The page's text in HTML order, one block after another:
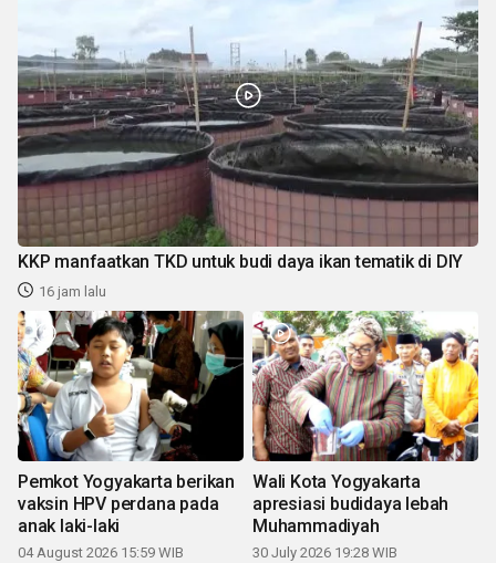
KKP manfaatkan TKD untuk budi daya ikan tematik di DIY
16 jam lalu
Pemkot Yogyakarta berikan
vaksin HPV perdana pada
anak laki-laki
04 August 2026 15:59 WIB
Wali Kota Yogyakarta
apresiasi budidaya lebah
Muhammadiyah
30 July 2026 19:28 WIB